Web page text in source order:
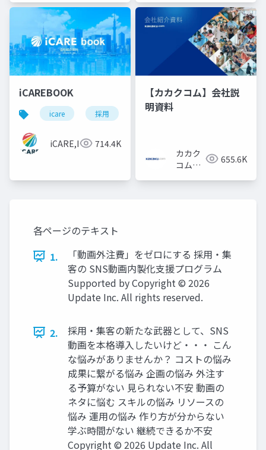
iCAREBOOK
icare 採用 カルチャーデック
iCARE,Inc 714.4K
【カカクコム】会社説
明資料
カカク
コム採
655.6K
各ページのテキスト
1.
「動画外注費」をゼロにする 採用・集
客の SNS動画内製化支援プログラム
Supported by Copyright © 2026
Update Inc. All rights reserved.
2.
採用・集客の新たな武器として、SNS
動画を本格導入したいけど・・・ こん
な悩みがありませんか？ コストの悩み
成果に繋がる悩み 企画の悩み 外注す
る予算がない 見られない不安 動画の
ネタに悩む スキルの悩み リソースの
悩み 運用の悩み 作り方が分からない
学ぶ時間がない 継続できるか不安
Copyright © 2026 Update Inc. All